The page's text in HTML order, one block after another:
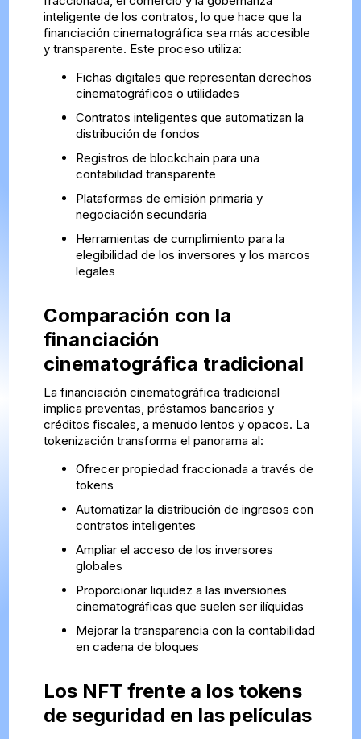
inteligente de los contratos, lo que hace que la
financiación cinematográfica sea más accesible
y transparente. Este proceso utiliza:
Fichas digitales que representan derechos
cinematográficos o utilidades
Contratos inteligentes que automatizan la
distribución de fondos
Registros de blockchain para una
contabilidad transparente
Plataformas de emisión primaria y
negociación secundaria
Herramientas de cumplimiento para la
elegibilidad de los inversores y los marcos
legales
Comparación con la
financiación
cinematográfica tradicional
La financiación cinematográfica tradicional
implica preventas, préstamos bancarios y
créditos fiscales, a menudo lentos y opacos. La
tokenización transforma el panorama al:
Ofrecer propiedad fraccionada a través de
tokens
Automatizar la distribución de ingresos con
contratos inteligentes
Ampliar el acceso de los inversores
globales
Proporcionar liquidez a las inversiones
cinematográficas que suelen ser ilíquidas
Mejorar la transparencia con la contabilidad
en cadena de bloques
Los NFT frente a los tokens
de seguridad en las películas